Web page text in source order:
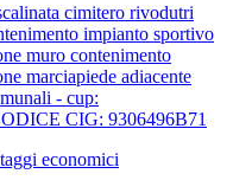
cimitero rivodutri
impianto sportivo
muro contenimento
marciapiede adiacente
- cup:
CIG: 9306496B71
economici